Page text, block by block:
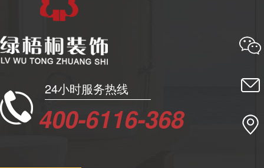
24小时服务热线
400-6116-368